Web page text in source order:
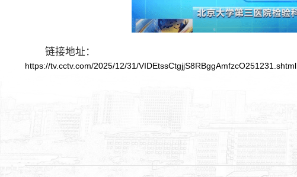
链接地址：
https://tv.cctv.com/2025/12/31/VIDEtssCtgjjS8RBggAmfzcO251231.shtml